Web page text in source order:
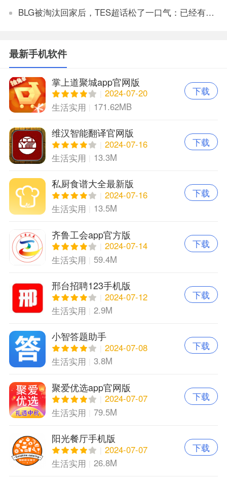
BLG被淘汰回家后，TES超话松了一口气：已经有垫底得了
最新手机软件
掌上道聚城app官网版
2024-07-20
生活实用
171.62MB
下载
维汉智能翻译官网版
2024-07-16
生活实用
13.3M
下载
私厨食谱大全最新版
2024-07-16
生活实用
13.5M
下载
齐鲁工会app官方版
2024-07-14
生活实用
59.4M
下载
邢台招聘123手机版
2024-07-12
生活实用
2.9M
下载
小智答题助手
2024-07-08
生活实用
3.8M
下载
聚爱优选app官网版
2024-07-07
生活实用
79.5M
下载
阳光餐厅手机版
2024-07-07
生活实用
26.8M
下载